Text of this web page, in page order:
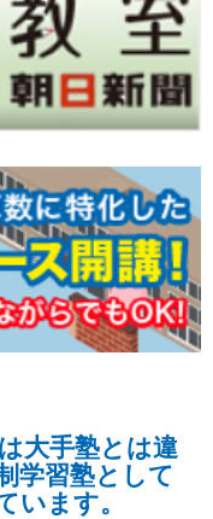
大手塾とは違
学習塾として
います。